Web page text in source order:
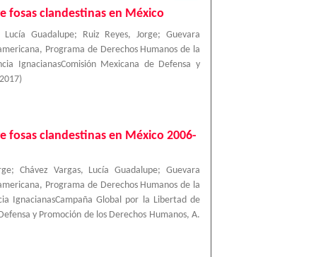
fosas clandestinas en México
Lucía Guadalupe; Ruiz Reyes, Jorge;Guevara
Programa de Derechos Humanos de la
IgnacianasComisión Mexicana de Defensa y
2017)
fosas clandestinas en México 2006-
; Chávez Vargas, Lucía Guadalupe;Guevara
Programa de Derechos Humanos de la
IgnacianasCampaña Global por la Libertad de
y Promoción de los Derechos Humanos, A.